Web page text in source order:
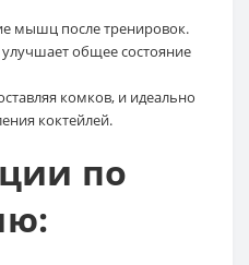
мышц после тренировок.
общее состояние
комков, и идеально
коктейлей.
по